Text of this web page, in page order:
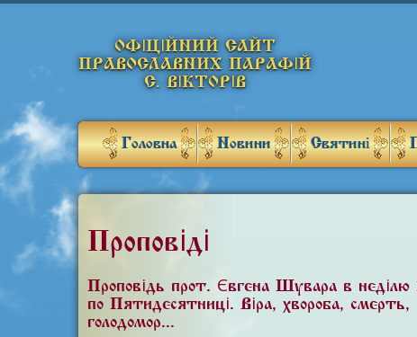
ОФІЦІЙНИЙ САЙТ
ПРАВОСЛАВНИХ ПАРАФІЙ
С. ВІКТОРІВ
Головна Новини Святині
Проповіді
Проповідь прот. Євгена Шувара в
по П'ятидесятниці. Віра, хвороба, смерть,
голодомор...